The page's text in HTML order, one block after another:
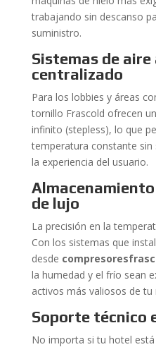
trabajando sin descanso
suministro.
Sistemas de
centralizado
Para los lobbies y áreas
tornillo Frascold ofrecen
infinito (stepless), lo que
temperatura constante
la experiencia del usuario.
de lujo
La precisión en la
Con los sistemas que
desde
la humedad y el frío sean
activos más valiosos de tu
Soporte técnico
No importa si tu hotel